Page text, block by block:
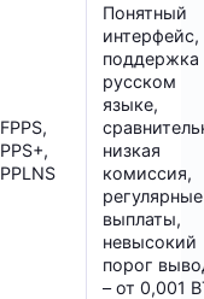
FPPS,
PPS+,
PPLNS
Понятный
интерфейс,
поддержка
русском
языке,
низкая
комиссия,
регулярные
выплаты,
невысокий
порог
– от 0,001